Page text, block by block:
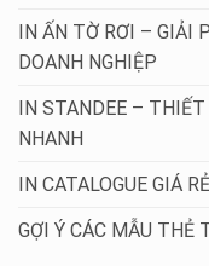
IN ẤN TỜ RƠI – GIẢI
DOANH NGHIỆP
IN STANDEE –
NHANH
IN CATALOGUE GIÁ
GỢI Ý CÁC MẪU THẺ